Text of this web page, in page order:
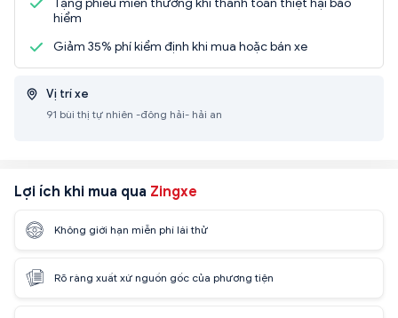
Tặng phiếu miễn thưởng khi thanh toán thiệt hại bảo
hiểm
Giảm 35% phí kiểm định khi mua hoặc bán xe
Vị trí xe
91 bùi thị tự nhiên -đông hải- hải an
Lợi ích khi mua qua Zingxe
Không giới hạn miễn phí lái thử
Rõ ràng xuất xứ nguồn gốc của phương tiện